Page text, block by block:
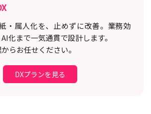
・属人化を、止めずに改善。 業務効
化まで一気通貫で設計します。
らお任せください。
DXプランを見る